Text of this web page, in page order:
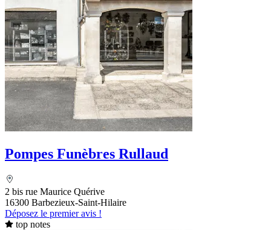
Pompes Funèbres Rullaud
2 bis rue Maurice Quérive
16300 Barbezieux-Saint-Hilaire
Déposez le premier avis !
top notes